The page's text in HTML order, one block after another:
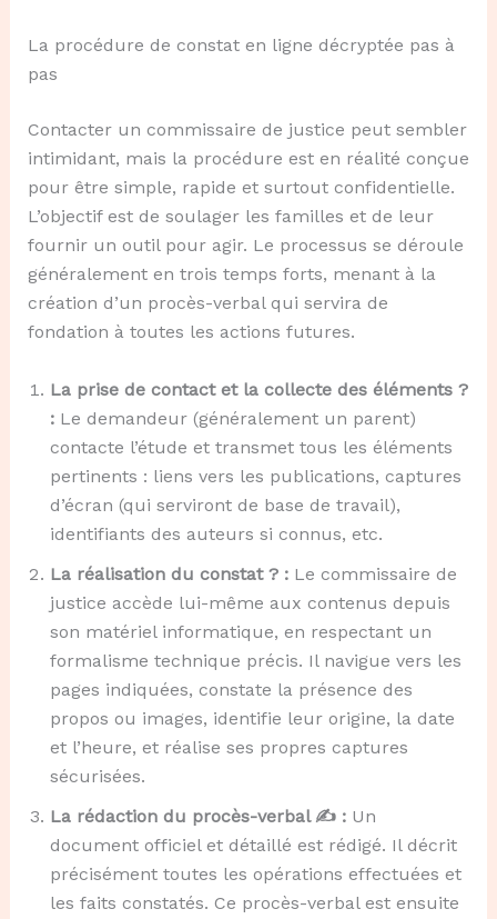
La procédure de constat en ligne décryptée pas à
pas
Contacter un commissaire de justice peut sembler
intimidant, mais la procédure est en réalité conçue
pour être simple, rapide et surtout confidentielle.
L’objectif est de soulager les familles et de leur
fournir un outil pour agir. Le processus se déroule
généralement en trois temps forts, menant à la
création d’un procès-verbal qui servira de
fondation à toutes les actions futures.
La prise de contact et la collecte des éléments ?
:Le demandeur (généralement un parent)
contacte l’étude et transmet tous les éléments
pertinents : liens vers les publications, captures
d’écran (qui serviront de base de travail),
identifiants des auteurs si connus, etc.
La réalisation du constat ? :Le commissaire de
justice accède lui-même aux contenus depuis
son matériel informatique, en respectant un
formalisme technique précis. Il navigue vers les
pages indiquées, constate la présence des
propos ou images, identifie leur origine, la date
et l’heure, et réalise ses propres captures
sécurisées.
La rédaction du procès-verbal ✍️ :Un
document officiel et détaillé est rédigé. Il décrit
précisément toutes les opérations effectuées et
les faits constatés. Ce procès-verbal est ensuite